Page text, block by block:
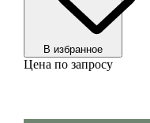
В избранноe
Цена по запросу